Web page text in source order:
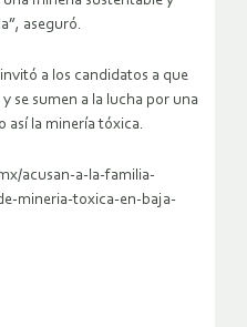
aseguró.
a los candidatos a que
se sumen a la lucha por una
así la minería tóxica.
acusan-a-la-familia-
mineria-toxica-en-baja-